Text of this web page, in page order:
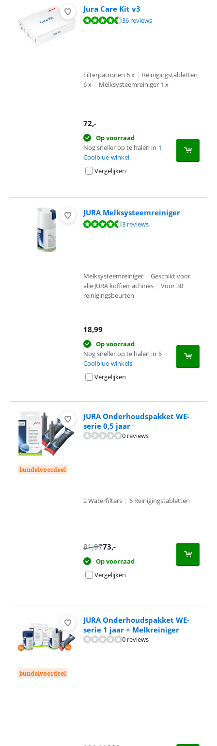
Jura Care Kit v3
Beoordeling is 9,3 van de 10, gebaseerd op 36 reviews.
36 reviews
Filterpatronen 6 x | Reinigingstabletten
6 x | Melksysteemreiniger 1 x
72,-
Op voorraad
Nog sneller op te halen in 1
Coolblue-winkel
Vergelijken
JURA Melksysteemreiniger
Beoordeling is 9,3 van de 10, gebaseerd op 3 reviews.
3 reviews
Melksysteemreiniger | Geschikt voor
alle JURA koffiemachines | Voor 30
reinigingsbeurten
18,99
Op voorraad
Nog sneller op te halen in 5
Coolblue-winkels
Vergelijken
bundelvoordeel
JURA Onderhoudspakket WE-
serie 0,5 jaar
0 reviews
2 Waterfilters | 6 Reinigingstabletten
81,9773,-
Op voorraad
Vergelijken
bundelvoordeel
JURA Onderhoudspakket WE-
serie 1 jaar + Melkreiniger
0 reviews